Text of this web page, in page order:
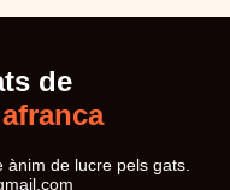
de
ànim de lucre pels gats.